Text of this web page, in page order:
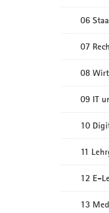
06
07
08
09 IT
10
11
12 E-
13